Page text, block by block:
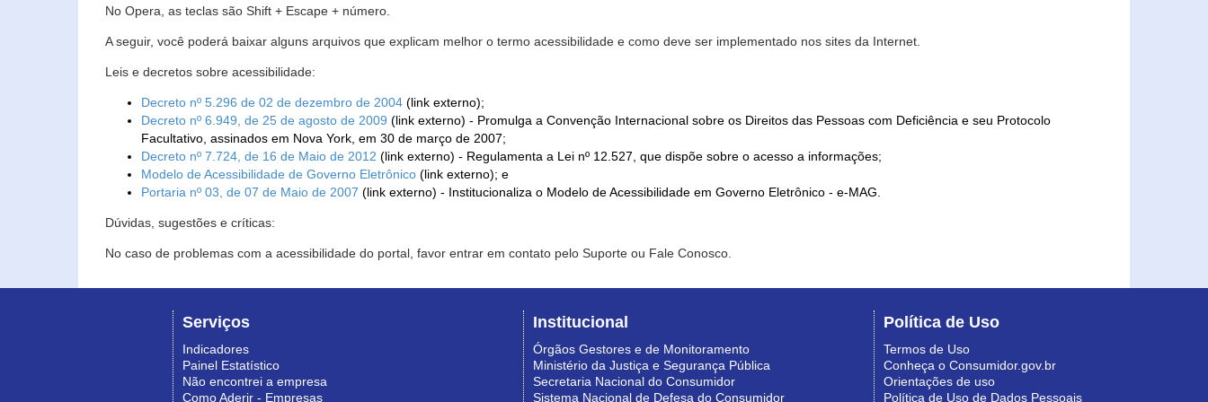
No Opera, as teclas são Shift + Escape + número.
A seguir, você poderá baixar alguns arquivos que explicam melhor o termo acessibilidade e como deve ser implementado nos sites da Internet.
Leis e decretos sobre acessibilidade:
Decreto nº 5.296 de 02 de dezembro de 2004 (link externo);
Decreto nº 6.949, de 25 de agosto de 2009 (link externo) - Promulga a Convenção Internacional sobre os Direitos das Pessoas com Deficiência e seu Protocolo
Facultativo, assinados em Nova York, em 30 de março de 2007;
Decreto nº 7.724, de 16 de Maio de 2012 (link externo) - Regulamenta a Lei nº 12.527, que dispõe sobre o acesso a informações;
Modelo de Acessibilidade de Governo Eletrônico (link externo); e
Portaria nº 03, de 07 de Maio de 2007 (link externo) - Institucionaliza o Modelo de Acessibilidade em Governo Eletrônico - e-MAG.
Dúvidas, sugestões e críticas:
No caso de problemas com a acessibilidade do portal, favor entrar em contato pelo Suporte ou Fale Conosco.
Serviços
Indicadores
Painel Estatístico
Não encontrei a empresa
Como Aderir - Empresas
Institucional
Órgãos Gestores e de Monitoramento
Ministério da Justiça e Segurança Pública
Secretaria Nacional do Consumidor
Sistema Nacional de Defesa do Consumidor
Política de Uso
Termos de Uso
Conheça o Consumidor.gov.br
Orientações de uso
Política de Uso de Dados Pessoais